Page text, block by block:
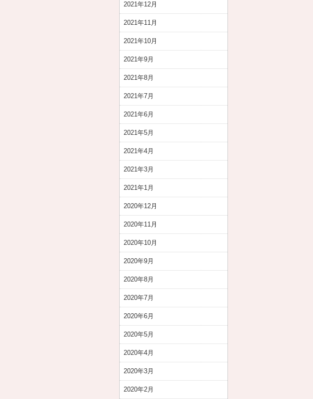
2021年12月
2021年11月
2021年10月
2021年9月
2021年8月
2021年7月
2021年6月
2021年5月
2021年4月
2021年3月
2021年1月
2020年12月
2020年11月
2020年10月
2020年9月
2020年8月
2020年7月
2020年6月
2020年5月
2020年4月
2020年3月
2020年2月